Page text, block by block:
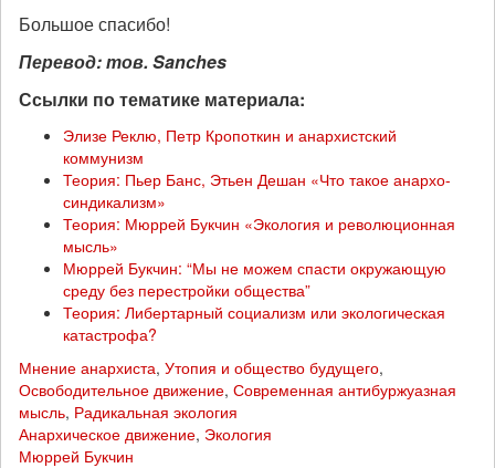
Большое спасибо!
Перевод: тов. Sanches
Ссылки по тематике материала:
Элизе Реклю, Петр Кропоткин и анархистский
коммунизм
Теория: Пьер Банс, Этьен Дешан «Что такое анархо-
синдикализм»
Теория: Мюррей Букчин «Экология и революционная
мысль»
Мюррей Букчин: “Мы не можем спасти окружающую
среду без перестройки общества”
Теория: Либертарный социализм или экологическая
катастрофа?
Мнение анархиста, Утопия и общество будущего,
Освободительное движение, Современная антибуржуазная
мысль, Радикальная экология
Анархическое движение, Экология
Мюррей Букчин